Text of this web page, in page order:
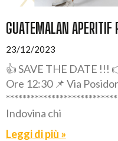
GUATEMALAN
23/12/2023
👍 SAVE THE DATE !!!
Ore 12:30 📌 Via
Indovina chi
Leggi di più »